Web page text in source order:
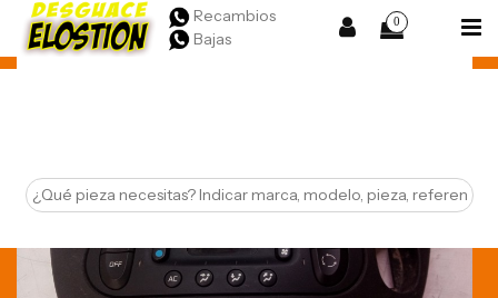
Recambios
Bajas
0